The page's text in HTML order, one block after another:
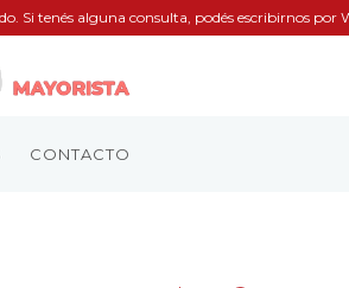
Si tenés alguna consulta, podés escribirnos por
CONTACTO